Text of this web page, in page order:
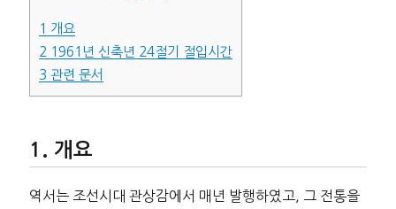
1 개요
2 1961년 신축년 24절기 절입시간
3 관련 문서
개요
역서는 조선시대 관상감에서 매년 발행하였고, 그 전통을